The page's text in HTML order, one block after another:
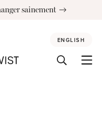
sainement
ENGLISH